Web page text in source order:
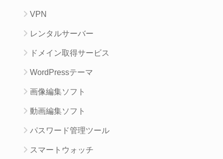
VPN
レンタルサーバー
ドメイン取得サービス
WordPressテーマ
画像編集ソフト
動画編集ソフト
パスワード管理ツール
スマートウォッチ